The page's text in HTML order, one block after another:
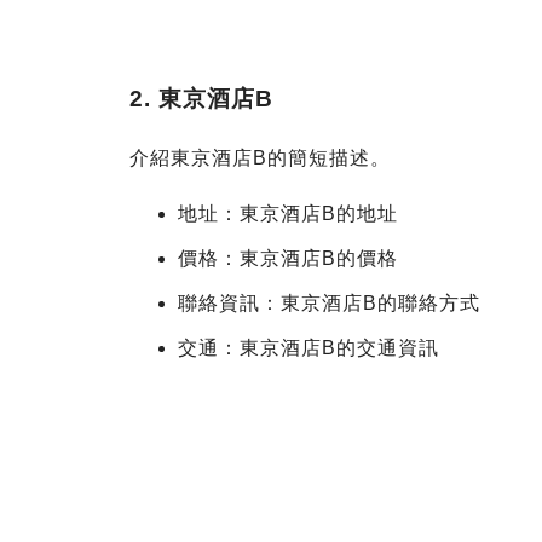
2. 東京酒店B
介紹東京酒店B的簡短描述。
地址：東京酒店B的地址
價格：東京酒店B的價格
聯絡資訊：東京酒店B的聯絡方式
交通：東京酒店B的交通資訊